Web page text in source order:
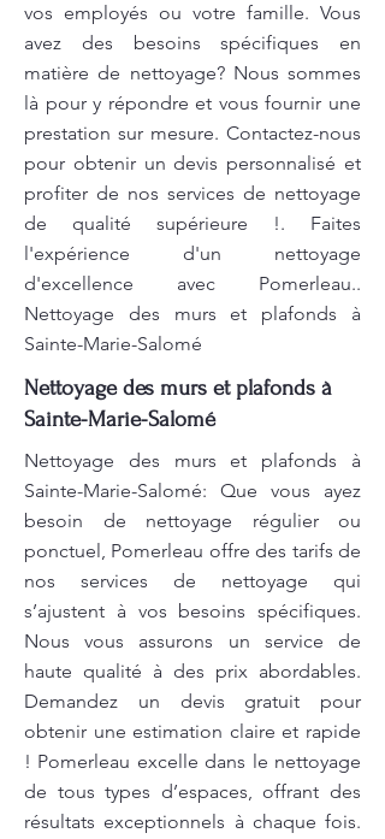
vos employés ou votre famille. Vous
avez des besoins spécifiques en
matière de nettoyage? Nous sommes
là pour y répondre et vous fournir une
prestation sur mesure. Contactez-nous
pour obtenir un devis personnalisé et
profiter de nos services de nettoyage
de qualité supérieure !. Faites
l'expérience d'un nettoyage
d'excellence avec Pomerleau..
Nettoyage des murs et plafonds à
Sainte-Marie-Salomé
Nettoyage des murs et plafonds à
Sainte-Marie-Salomé
Nettoyage des murs et plafonds à
Sainte-Marie-Salomé: Que vous ayez
besoin de nettoyage régulier ou
ponctuel, Pomerleau offre des tarifs de
nos services de nettoyage qui
s’ajustent à vos besoins spécifiques.
Nous vous assurons un service de
haute qualité à des prix abordables.
Demandez un devis gratuit pour
obtenir une estimation claire et rapide
! Pomerleau excelle dans le nettoyage
de tous types d’espaces, offrant des
résultats exceptionnels à chaque fois.